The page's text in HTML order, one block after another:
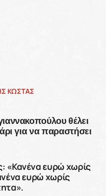
ΚΩΣΤΑΣ
θέλει
για να παραστήσει
«Κανένα ευρώ χωρίς
ευρώ χωρίς